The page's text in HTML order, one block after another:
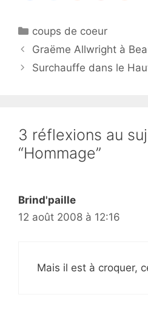
Catégories
coups de coeur
Graëme Allwright à
Surchauffe dans le
3 réflexions au
“Hommage”
Brind'paille
12 août 2008 à 12:16
Mais il est à croquer,